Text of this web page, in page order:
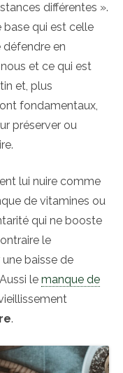
différentes ».
base qui est celle
en
et ce qui est
et, plus
fondamentaux,
préserver ou
lui nuire comme
de vitamines ou
qui ne booste
le
baisse de
le manque de
.